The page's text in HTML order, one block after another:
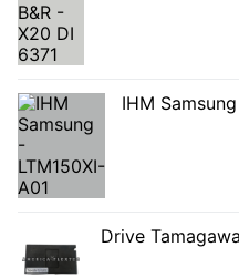
IHM
Drive